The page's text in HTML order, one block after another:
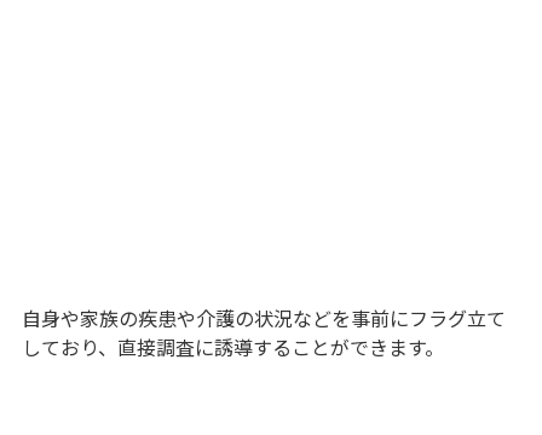
自身や家族の疾患や介護の状況などを事前にフラグ立て
しており、直接調査に誘導することができます。